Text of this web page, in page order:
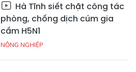
Hà Tĩnh siết chặt công tác
phòng, chống dịch cúm gia
cầm H5N1
NÔNG NGHIỆP